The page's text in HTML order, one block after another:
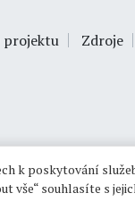
projektu Zdroje
k poskytování
vše“ souhlasíte s